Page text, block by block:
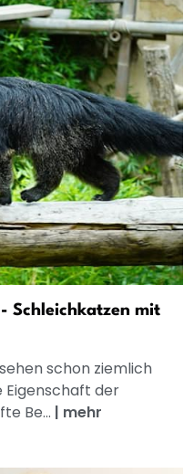
Schleichkatzen mit
schon ziemlich
Eigenschaft der
Be... | mehr